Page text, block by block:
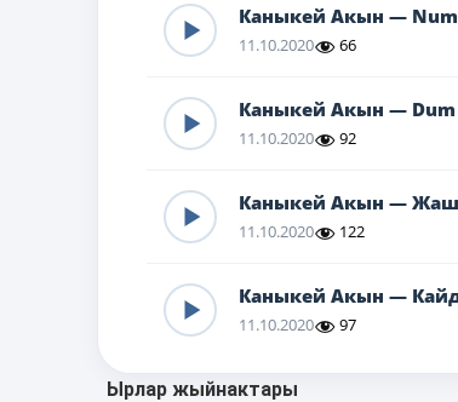
Каныкей Акын —
11.10.2020 66
Каныкей Акын — Dum
11.10.2020 92
Каныкей Акын —
11.10.2020 122
Каныкей Акын —
11.10.2020 97
Ырлар жыйнактары